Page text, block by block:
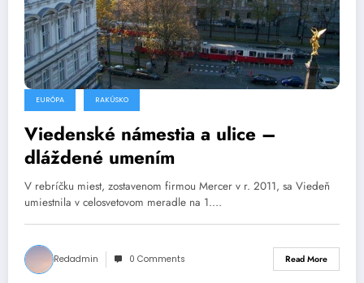
EURÓPA RAKÚSKO
Viedenské námestia a ulice –
dláždené umením
V rebríčku miest, zostavenom firmou Mercer v r. 2011, sa Viedeň
umiestnila v celosvetovom meradle na 1.…
Redadmin 0 Comments Read More